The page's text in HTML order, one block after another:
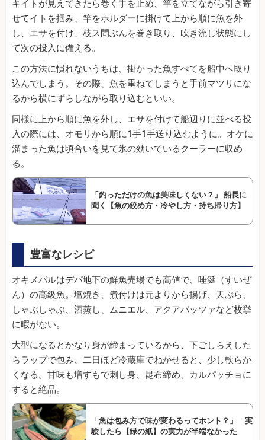
キイトが見えてきたら巻く手を止め、竿を立てながら引き寄
せてイトを掴み、竿をホルダーに掛けて上から順に魚を外
し、エサを付け、枝ス間ぶんを巻き取り、吹き流し状態にし
て次の投入に備える。
この方法に慣れないうちは、掛かった魚すべてを船中へ取り
込んでしまう。その際、魚を重ねてしまうと手前マツリにな
るから横にずらしながら取り込むといい。
同様に上から順に魚を外し、エサを付けて船辺りに並べる投
入の際には、オモリから順に1手1手送り込むように。オケに
溜まった魚は頃合いを見て氷の効いているクーラーに収め
る。
「釣っただけの魚は美味しくない？」 船長に
聞く【魚の絞め方・冷やし方・持ち帰り方】
豊富なレシピ
オキメバルはデパ地下の鮮魚売場でも高値で、唾涎（すいぜ
ん）の高級魚。塩焼き、煮付けは元よりから揚げ、天ぷら、
しゃぶしゃぶ、酒蒸し、ムニエル、アクアパッツァなど枚挙
に暇がない。
大型になるとかなり身が締まっているから、下ごしらえした
らラップで包み、二日ほど冷蔵庫でねかせると、少し軟らか
くなる。甘味も増すもで刺し身、昆布締め、カルパッチョに
すると絶品。
「魚は包み方で味が変わるってホント？」 実
験したら【緑の紙】の実力が半端なかった